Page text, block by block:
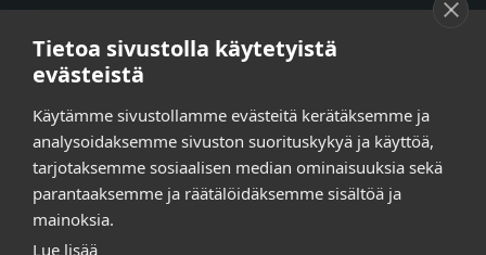
Anna-Mari Jaanu, kehittämispäällikkö,
puh. +358 50 572 4620
Henna Honkalo,
viestintäpäällikkö,
puh. +358 50 479 6618
Ilari Raiski, viestintä- ja tapahtumakoordinaattori,
puh. +358 45 130 3832
Susanna Laasio,
tarkeissatoissa[a]kt.fi
Tietoa sivustolla käytetyistä
evästeistä
Käytämme sivustollamme evästeitä kerätäksemme ja
analysoidaksemme sivuston suorituskykyä ja käyttöä,
tarjotaksemme sosiaalisen median ominaisuuksia sekä
parantaaksemme ja räätälöidäksemme sisältöä ja
mainoksia.
Lue lisää